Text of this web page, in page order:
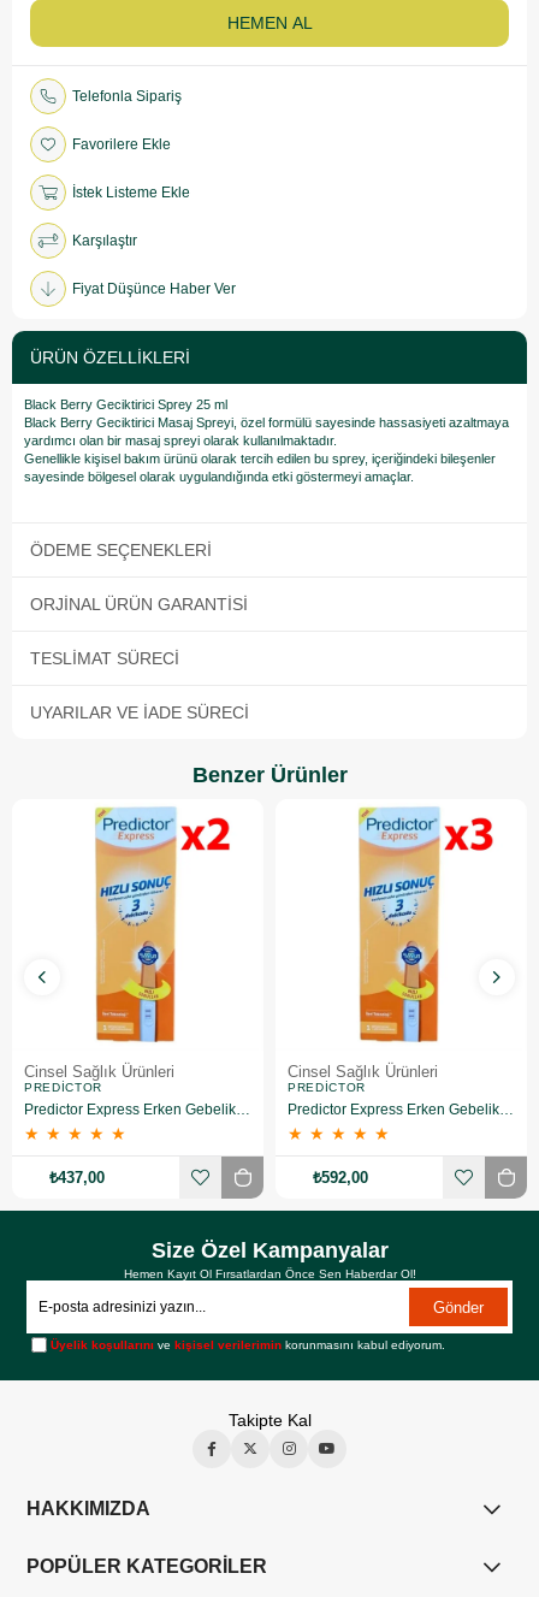
Telefonla Sipariş
Favorilere Ekle
İstek Listeme Ekle
Karşılaştır
Fiyat Düşünce Haber Ver
ÜRÜN ÖZELLIKLERI
Black Berry Geciktirici Sprey 25 ml
Black Berry Geciktirici Masaj Spreyi, özel formülü sayesinde hassasiyeti azaltmaya
yardımcı olan bir masaj spreyi olarak kullanılmaktadır.
Genellikle kişisel bakım ürünü olarak tercih edilen bu sprey, içeriğindeki bileşenler
sayesinde bölgesel olarak uygulandığında etki göstermeyi amaçlar.
ÖDEME SEÇENEKLERI
ORJINAL ÜRÜN GARANTISI
TESLIMAT SÜRECI
UYARILAR VE İADE SÜRECI
Benzer Ürünler
Cinsel Sağlık Ürünleri
PREDICTOR
Predictor Express Erken Gebelik Testi 2 Adet
★ ★ ★ ★ ★
₺437,00
Cinsel Sağlık Ürünleri
PREDICTOR
Predictor Express Erken Gebelik Testi 3 Adet
★ ★ ★ ★ ★
₺592,00
Size Özel Kampanyalar
Hemen Kayıt Ol Fırsatlardan Önce Sen Haberdar Ol!
Gönder
Üyelik koşullarını vekişisel verilerimin korunmasını kabul ediyorum.
Takipte Kal
HAKKIMIZDA
POPÜLER KATEGORİLER